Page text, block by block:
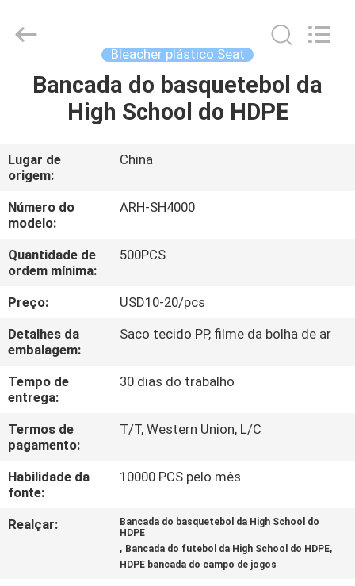
CASA
SOBRE
NÓS
EXCURSÃO
DA
FÁBRICA
DA
QUALIDADE
CONTACTE-
NOS
Commercial
Co.,Ltd.
Reserved.
Bleacher plástico Seat
Bancada do basquetebol da
High School do HDPE
Lugar de
origem:
China
Número do
modelo:
ARH-SH4000
Quantidade de
ordem mínima:
500PCS
Preço:
USD10-20/pcs
Detalhes da
embalagem:
Saco tecido PP, filme da bolha de ar
Tempo de
entrega:
30 dias do trabalho
Termos de
pagamento:
T/T, Western Union, L/C
Habilidade da
fonte:
10000 PCS pelo mês
Realçar:
Bancada do basquetebol da High School do
HDPE
, Bancada do futebol da High School do HDPE,
HDPE bancada do campo de jogos